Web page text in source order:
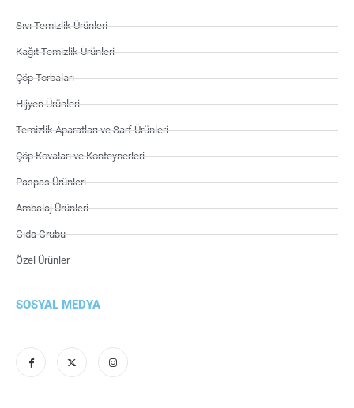
Sıvı Temizlik Ürünleri
Kağıt Temizlik Ürünleri
Çöp Torbaları
Hijyen Ürünleri
Temizlik Aparatları ve Sarf Ürünleri
Çöp Kovaları ve Konteynerleri
Paspas Ürünleri
Ambalaj Ürünleri
Gıda Grubu
Özel Ürünler
SOSYAL MEDYA